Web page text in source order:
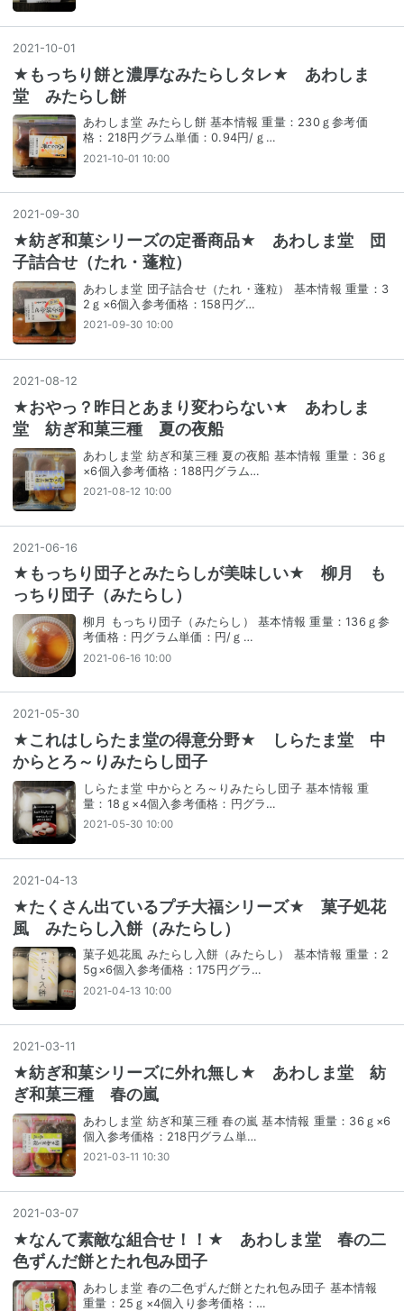
2021 -10-01
★もっちり餅と濃厚なみたらしタレ★ あわしま
堂 みたらし餅
あわしま堂 みたらし餅 基本情報 重量：230ｇ参考価
格：218円グラム単価：0.94円/ｇ…
2021-10-01 10:00
2021 -09-30
★紡ぎ和菓シリーズの定番商品★ あわしま堂 団
子詰合せ（たれ・蓬粒）
あわしま堂 団子詰合せ（たれ・蓬粒） 基本情報 重量：3
2ｇ×6個入参考価格：158円グ…
2021-09-30 10:00
2021 -08-12
★おやっ？昨日とあまり変わらない★ あわしま
堂 紡ぎ和菓三種 夏の夜船
あわしま堂 紡ぎ和菓三種 夏の夜船 基本情報 重量：36ｇ
×6個入参考価格：188円グラム…
2021-08-12 10:00
2021-06-16
★もっちり団子とみたらしが美味しい★ 柳月 も
っちり団子（みたらし）
柳月 もっちり団子（みたらし） 基本情報 重量：136ｇ参
考価格：円グラム単価：円/ｇ…
2021-06-16 10:00
2021 -05-30
★これはしらたま堂の得意分野★ しらたま堂 中
からとろ～りみたらし団子
しらたま堂 中からとろ～りみたらし団子 基本情報 重
量：18ｇ×4個入参考価格：円グラ…
2021-05-30 10:00
2021-04-13
★たくさん出ているプチ大福シリーズ★ 菓子処花
風 みたらし入餅（みたらし）
菓子処花風 みたらし入餅（みたらし） 基本情報 重量：2
5g×6個入参考価格：175円グラ…
2021-04-13 10:00
2021 -03-11
★紡ぎ和菓シリーズに外れ無し★ あわしま堂 紡
ぎ和菓三種 春の嵐
あわしま堂 紡ぎ和菓三種 春の嵐 基本情報 重量：36ｇ×6
個入参考価格：218円グラム単…
2021-03-11 10:30
2021 -03-07
★なんて素敵な組合せ！！★ あわしま堂 春の二
色ずんだ餅とたれ包み団子
あわしま堂 春の二色ずんだ餅とたれ包み団子 基本情報
重量：25ｇ×4個入り参考価格：…